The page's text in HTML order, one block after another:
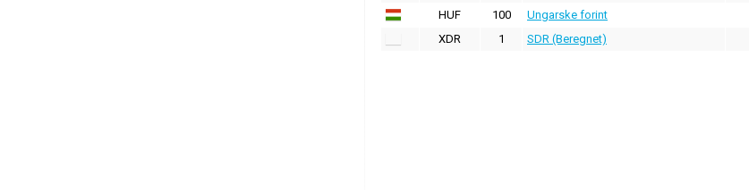
HUF
100 Ungarske forint
XDR
1 SDR (Beregnet)